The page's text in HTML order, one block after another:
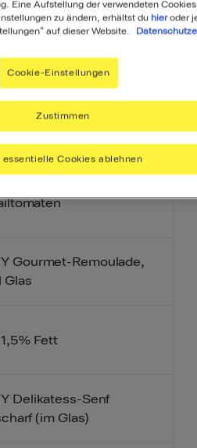
naturell
Gourmet-Remoulade,
Glas
Fett
Delikatess-Senf
(im Glas)
Eine Aufstellung der verwendeten
zu ändern, erhältst du hieroder
auf dieser Website.
Cookie-Einstellungen
essentielle Cookies ablehnen
Zustimmen